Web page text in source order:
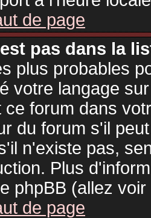
de page
pas dans la
plus probables
votre langage
ce forum dans
du forum s'il
n'existe pas,
Plus
phpBB (allez
de page